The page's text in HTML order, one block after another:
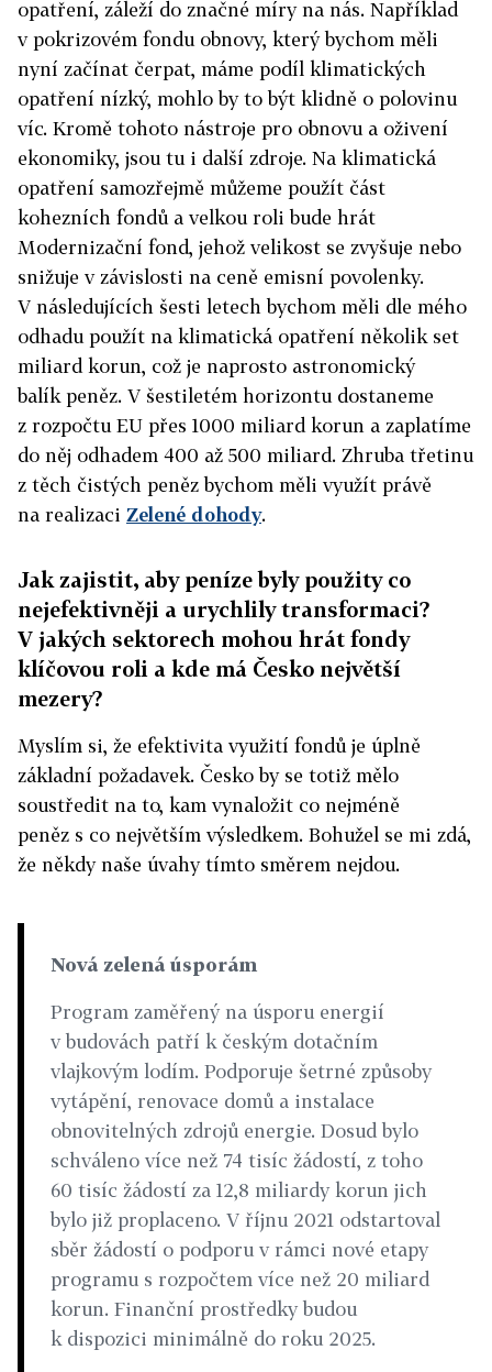
opatření, záleží do značné míry na nás. Například
v pokrizovém fondu obnovy, který bychom měli
nyní začínat čerpat, máme podíl klimatických
opatření nízký, mohlo by to být klidně o polovinu
víc. Kromě tohoto nástroje pro obnovu a oživení
ekonomiky, jsou tu i další zdroje. Na klimatická
opatření samozřejmě můžeme použít část
kohezních fondů a velkou roli bude hrát
Modernizační fond, jehož velikost se zvyšuje nebo
snižuje v závislosti na ceně emisní povolenky.
V následujících šesti letech bychom měli dle mého
odhadu použít na klimatická opatření několik set
miliard korun, což je naprosto astronomický
balík peněz. V šestiletém horizontu dostaneme
z rozpočtu EU přes 1000 miliard korun a zaplatíme
do něj odhadem 400 až 500 miliard. Zhruba třetinu
z těch čistých ­peněz bychom měli využít právě
na realizaci Zelené dohody.
Jak zajistit, aby peníze byly použity co
nejefektivněji a urychlily transformaci?
V jakých sektorech mohou hrát fondy
klíčovou roli a kde má Česko největší
mezery?
Myslím si, že efektivita využití fondů je úplně
základní požadavek. Česko by se totiž mělo
soustředit na to, kam vynaložit co nejméně
peněz s co největším výsledkem. Bohužel se mi zdá,
že někdy naše úvahy tímto směrem nejdou.
Nová zelená úsporám
Program zaměřený na úsporu energií
v budovách patří k českým dotačním
vlajkovým lodím. Podporuje šetrné způsoby
vytápění, renovace domů a instalace
obnovitelných zdrojů energie. Dosud bylo
schváleno více než 74 tisíc žádostí, z toho
60 tisíc žádostí za 12,8 miliardy korun jich
bylo již proplaceno. V říjnu 2021 odstartoval
sběr žádostí o podporu v rámci nové etapy
programu s rozpočtem více než 20 miliard
korun. Finanční prostředky budou
k dispozici minimálně do roku 2025.